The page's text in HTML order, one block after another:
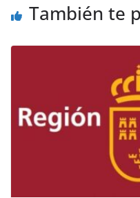
También te